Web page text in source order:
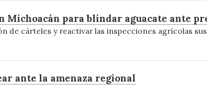
Michoacán para blindar aguacate ante
de cárteles y reactivar las inspecciones agrícolas
ante la amenaza regional